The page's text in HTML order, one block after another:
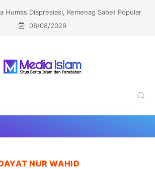
Humas Diapresiasi, Kemenag Sabet Popular
Government Institutions Award 2026
08/08/2026
NUR WAHID